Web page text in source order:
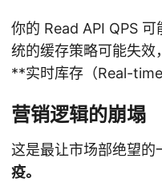
你的 Read API QPS
统的缓存策略可能失
**实时库存（Real-
营销逻辑的崩塌
这是最让市场部绝望的
疫。